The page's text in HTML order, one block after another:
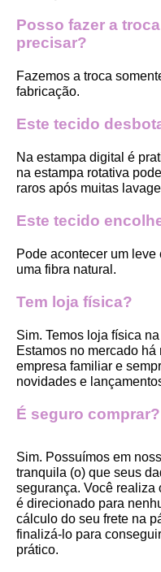
Posso fazer a
precisar?
Fazemos a troca
fabricação.
Este tecido
Na estampa digital é
na estampa rotativa
raros após muitas
Este tecido
Pode acontecer um
uma fibra natural.
Tem loja física?
Sim. Temos loja física
Estamos no mercado
empresa familiar e
novidades e
É seguro comprar?
Sim. Possuímos em
tranquila (o) que seus
segurança. Você realiza
é direcionado para
cálculo do seu frete na
finalizá-lo para
prático.